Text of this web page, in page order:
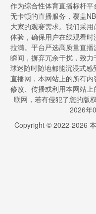
作为综合性体育直播标杆
无卡顿的直播服务，覆盖
大家的观赛需求。我们采
体验，确保用户在线观看
拉满。平台严选高质量直
瞬间，摒弃冗余干扰，致
球迷随时随地都能沉浸式
直播网，本网站上的所有内
修改、传播或利用本网站
联网，若有侵犯了您的版
2026年
Copyright © 2022-2026